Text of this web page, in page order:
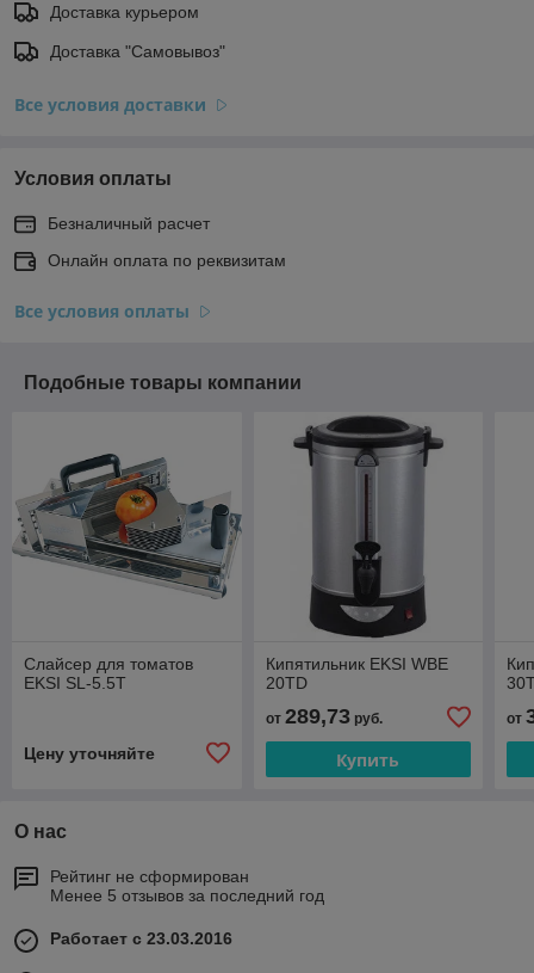
Доставка курьером
Доставка "Самовывоз"
Все условия доставки
Условия оплаты
Безналичный расчет
Онлайн оплата по реквизитам
Все условия оплаты
Подобные товары компании
Слайсер для томатов
EKSI SL-5.5T
Цену уточняйте
Кипятильник EKSI WBE
20TD
от 289,73руб.
Купить
от
О нас
Рейтинг не сформирован
Менее 5 отзывов за последний год
Работает с 23.03.2016